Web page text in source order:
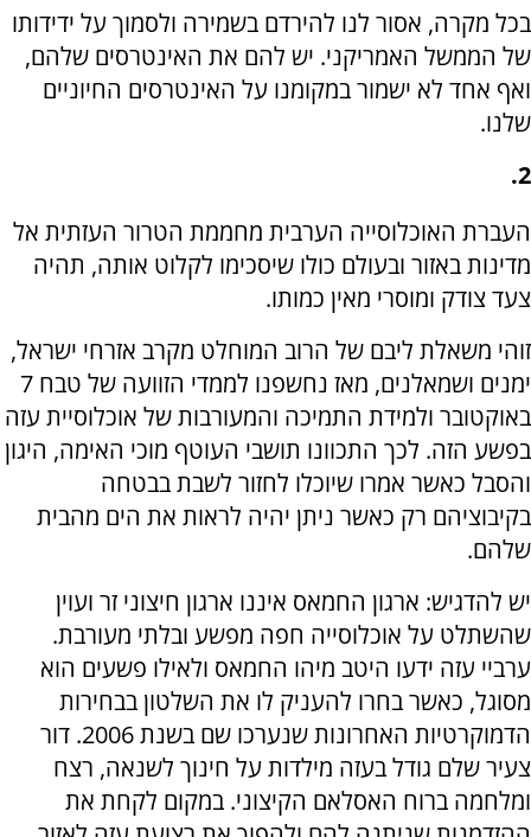
בכל מקרה, אסור לנו להירדם בשמירה ולסמוך על ידידותו
של הממשל האמריקני. יש להם את האינטרסים שלהם,
ואף אחד לא ישמור במקומנו על האינטרסים החיוניים
שלנו.
2.
העברת האוכלוסייה הערבית מחממת הטרור העזתית אל
מדינות באזור ובעולם כולו שיסכימו לקלוט אותה, תהיה
צעד צודק ומוסרי מאין כמותו.
זוהי משאלת ליבם של הרוב המוחלט מקרב אזרחי ישראל,
ימנים ושמאלנים, מאז נחשפנו לממדי הזוועה של טבח 7
באוקטובר ולמידת התמיכה והמעורבות של אוכלוסיית עזה
בפשע הזה. לכך התכוונו תושבי העוטף מוכי האימה, היגון
והסבל כאשר אמרו שיוכלו לחזור לשבת בבטחה
בקיבוציהם רק כאשר ניתן יהיה לראות את הים מהבית
שלהם.
יש להדגיש: ארגון החמאס איננו ארגון חיצוני זר ועוין
שהשתלט על אוכלוסייה חפה מפשע ובלתי מעורבת.
ערביי עזה ידעו היטב מיהו החמאס ולאילו פשעים הוא
מסוגל, כאשר בחרו להעניק לו את השלטון בבחירות
הדמוקרטיות האחרונות שנערכו שם בשנת 2006. דור
צעיר שלם גודל בעזה מילדות על חינוך לשנאה, רצח
ומלחמה ברוח האסלאם הקיצוני. במקום לקחת את